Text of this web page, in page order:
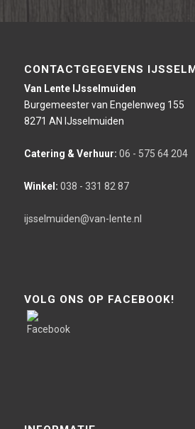
CONTACTGEGEVENS
Van Lente IJsselmuiden
Burgemeester van Engelenweg 155
8271 AN IJsselmuiden
Catering & Verhuur: 06 - 575 64 204
Winkel: 038 - 331 82 87
ijsselmuiden@van-lente.nl
VOLG ONS OP FACEBOOK!